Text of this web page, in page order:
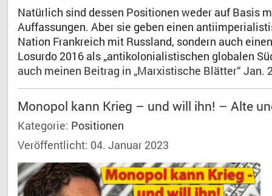
Natürlich sind dessen Positionen weder auf Basis
Auffassungen. Aber sie geben einen
Nation Frankreich mit Russland, sondern auch
Losurdo 2016 als „antikolonialistischen globalen
auch meinen Beitrag in „Marxistische Blätter“ Jan.
Monopol kann Krieg – und will ihn! – Alte
Kategorie: Positionen
Veröffentlicht: 04. Januar 2023